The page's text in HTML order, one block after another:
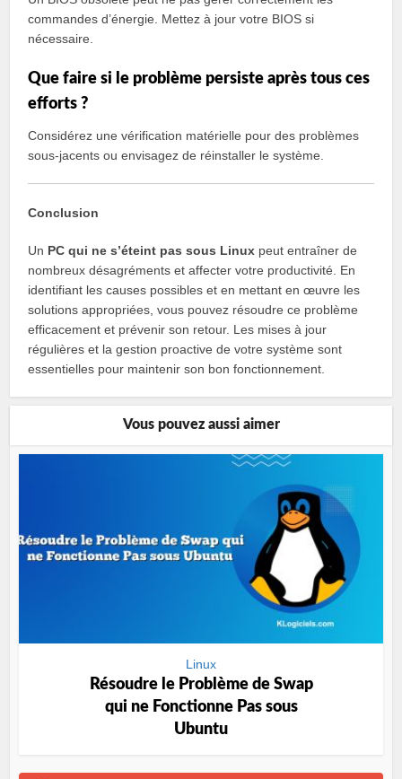
commandes d’énergie. Mettez à jour votre BIOS si
nécessaire.
Que faire si le problème persiste après tous ces
efforts ?
Considérez une vérification matérielle pour des problèmes
sous-jacents ou envisagez de réinstaller le système.
Conclusion
Un PC qui ne s’éteint pas sous Linux peut entraîner de
nombreux désagréments et affecter votre productivité. En
identifiant les causes possibles et en mettant en œuvre les
solutions appropriées, vous pouvez résoudre ce problème
efficacement et prévenir son retour. Les mises à jour
régulières et la gestion proactive de votre système sont
essentielles pour maintenir son bon fonctionnement.
Vous pouvez aussi aimer
Linux
Résoudre le Problème de Swap
qui ne Fonctionne Pas sous
Ubuntu